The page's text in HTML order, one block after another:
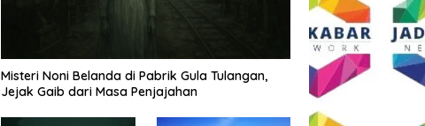
Misteri Noni Belanda di Pabrik Gula Tulangan,
Jejak Gaib dari Masa Penjajahan